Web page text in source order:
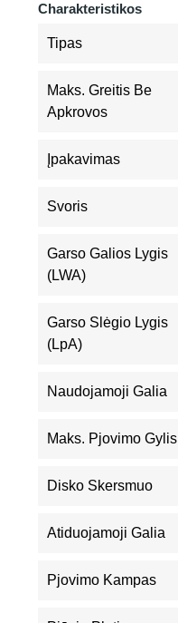
Charakteristikos
Tipas
Maks. Greitis Be
Apkrovos
Įpakavimas
Svoris
Garso Galios Lygis
(LWA)
Garso Slėgio Lygis
(LpA)
Naudojamoji Galia
Maks. Pjovimo Gylis
Disko Skersmuo
Atiduojamoji Galia
Pjovimo Kampas